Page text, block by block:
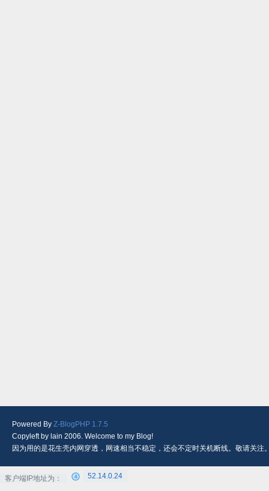
Powered By Z-BlogPHP 1.7.5
Copyleft by lain 2006. Welcome to my Blog!
因为用的是花生壳内网穿透，网速相当不稳定，还会不定时关机断线。敬请关注
客户端IP地址为： 4 52.14.0.24